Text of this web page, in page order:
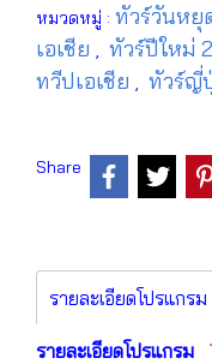
หมวดหมู่ : ทัวร์วันหยุ
เอเชีย , ทัวร์ปีใหม่
ทวีปเอเชีย , ทัวร์ญี่
Share
รายละเอียดโปรแกรม
รายละเอียดโปรแกรม